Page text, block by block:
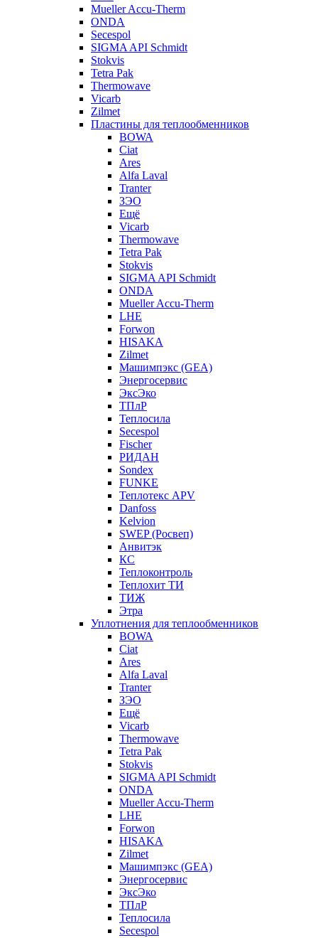
Mueller Accu-Therm
ONDA
Secespol
SIGMA API Schmidt
Stokvis
Tetra Pak
Thermowave
Vicarb
Zilmet
Пластины для теплообменников
BOWA
Ciat
Ares
Alfa Laval
Tranter
ЗЭО
Ещё
Vicarb
Thermowave
Tetra Pak
Stokvis
SIGMA API Schmidt
ONDA
Mueller Accu-Therm
LHE
Forwon
HISAKA
Zilmet
Машимпэкс (GEA)
Энергосервис
ЭксЭко
ТПлР
Теплосила
Secespol
Fischer
РИДАН
Sondex
FUNKE
Теплотекс APV
Danfoss
Kelvion
SWEP (Росвеп)
Анвитэк
КС
Теплоконтроль
Теплохит ТИ
ТИЖ
Этра
Уплотнения для теплообменников
BOWA
Ciat
Ares
Alfa Laval
Tranter
ЗЭО
Ещё
Vicarb
Thermowave
Tetra Pak
Stokvis
SIGMA API Schmidt
ONDA
Mueller Accu-Therm
LHE
Forwon
HISAKA
Zilmet
Машимпэкс (GEA)
Энергосервис
ЭксЭко
ТПлР
Теплосила
Secespol